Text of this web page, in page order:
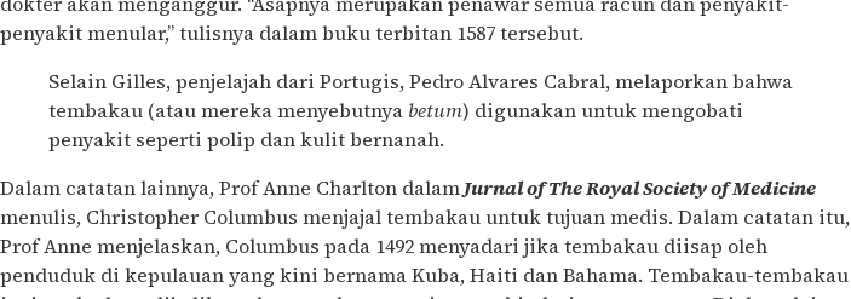
penyakit menular,” tulisnya dalam buku terbitan 1587 tersebut.
Selain Gilles, penjelajah dari Portugis, Pedro Alvares Cabral, melaporkan bahwa
tembakau (atau mereka menyebutnya betum) digunakan untuk mengobati
penyakit seperti polip dan kulit bernanah.
Dalam catatan lainnya, Prof Anne Charlton dalamJurnal of The Royal Society of Medicine
menulis, Christopher Columbus menjajal tembakau untuk tujuan medis. Dalam catatan itu,
Prof Anne menjelaskan, Columbus pada 1492 menyadari jika tembakau diisap oleh
penduduk di kepulauan yang kini bernama Kuba, Haiti dan Bahama. Tembakau-tembakau